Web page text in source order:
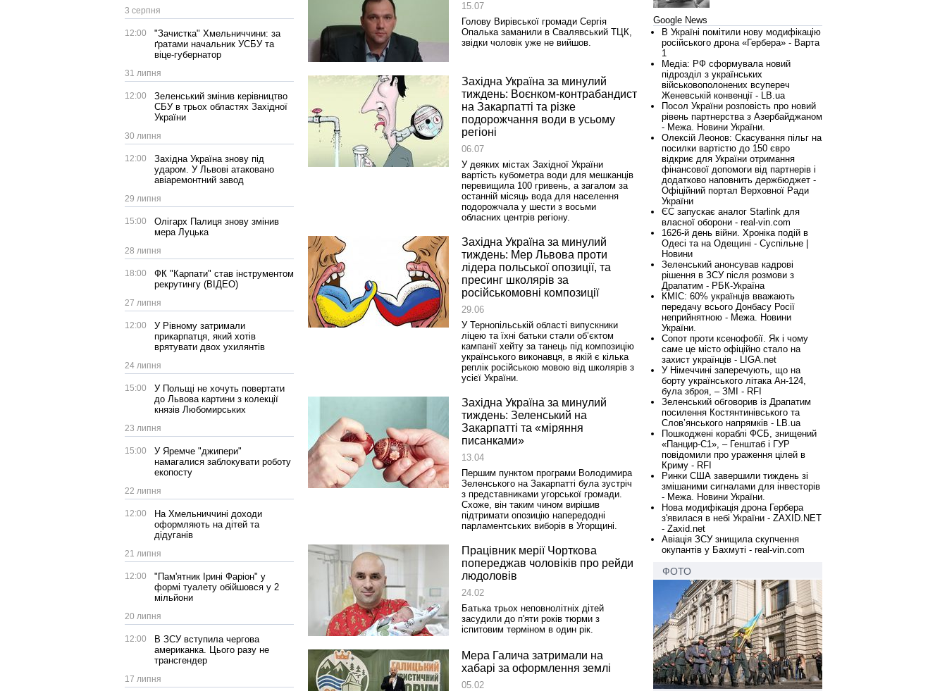
3 серпня
12:00
"Зачистка" Хмельниччини: за
ґратами начальник УСБУ та
віце-губернатор
31 липня
12:00
Зеленський змінив керівництво
СБУ в трьох областях Західної
України
30 липня
12:00
Західна Україна знову під
ударом. У Львові атаковано
авіаремонтний завод
29 липня
15:00
Олігарх Палиця знову змінив
мера Луцька
28 липня
18:00
ФК "Карпати" став інструментом
рекрутингу (ВІДЕО)
27 липня
12:00
У Рівному затримали
прикарпатця, який хотів
врятувати двох ухилянтів
24 липня
15:00
У Польщі не хочуть повертати
до Львова картини з колекції
князів Любомирських
23 липня
15:00
У Яремче "джипери"
намагалися заблокувати роботу
екопосту
22 липня
12:00
На Хмельниччині доходи
оформляють на дітей та
дідуганів
21 липня
12:00
"Пам'ятник Ірині Фаріон" у
формі туалету обійшовся у 2
мільйони
20 липня
12:00
В ЗСУ вступила чергова
американка. Цього разу не
трансгендер
17 липня
15.07
Голову Вирівської громади Сергія
Опалька заманили в Свалявський ТЦК,
звідки чоловік уже не вийшов.
Західна Україна за минулий
тиждень: Воєнком-контрабандист
на Закарпатті та різке
подорожчання води в усьому
регіоні
06.07
У деяких містах Західної України
вартість кубометра води для мешканців
перевищила 100 гривень, а загалом за
останній місяць вода для населення
подорожчала у шести з восьми
обласних центрів регіону.
Західна Україна за минулий
тиждень: Мер Львова проти
лідера польської опозиції, та
пресинг школярів за
російськомовні композиції
29.06
У Тернопільській області випускники
ліцею та їхні батьки стали об’єктом
кампанії хейту за танець під композицію
українського виконавця, в якій є кілька
реплік російською мовою від школярів з
усієї України.
Західна Україна за минулий
тиждень: Зеленський на
Закарпатті та «міряння
писанками»
13.04
Першим пунктом програми Володимира
Зеленського на Закарпатті була зустріч
з представниками угорської громади.
Схоже, він таким чином вирішив
підтримати опозицію напередодні
парламентських виборів в Угорщині.
Працівник мерії Чорткова
попереджав чоловіків про рейди
людоловів
24.02
Батька трьох неповнолітніх дітей
засудили до п'яти років тюрми з
іспитовим терміном в один рік.
Мера Галича затримали на
хабарі за оформлення землі
05.02
Google News
В Україні помітили нову модифікацію
російського дрона «Гербера» - Варта
1
Медіа: РФ сформувала новий
підрозділ з українських
військовополонених всупереч
Женевській конвенції - LB.ua
Посол України розповість про новий
рівень партнерства з Азербайджаном
- Межа. Новини України.
Олексій Леонов: Скасування пільг на
посилки вартістю до 150 євро
відкриє для України отримання
фінансової допомоги від партнерів і
додатково наповнить держбюджет -
Офіційний портал Верховної Ради
України
ЄС запускає аналог Starlink для
власної оборони - real-vin.com
1626-й день війни. Хроніка подій в
Одесі та на Одещині - Суспільне |
Новини
Зеленський анонсував кадрові
рішення в ЗСУ після розмови з
Драпатим - РБК-Україна
КМІС: 60% українців вважають
передачу всього Донбасу Росії
неприйнятною - Межа. Новини
України.
Сопот проти ксенофобії. Як і чому
саме це місто офіційно стало на
захист українців - LIGA.net
У Німеччині заперечують, що на
борту українського літака Ан-124,
була зброя, – ЗМІ - RFI
Зеленський обговорив із Драпатим
посилення Костянтинівського та
Слов’янського напрямків - LB.ua
Пошкоджені кораблі ФСБ, знищений
«Панцир-С1», – Генштаб і ГУР
повідомили про ураження цілей в
Криму - RFI
Ринки США завершили тиждень зі
змішаними сигналами для інвесторів
- Межа. Новини України.
Нова модифікація дрона Гербера
з'явилася в небі України - ZAXID.NET
- Zaxid.net
Авіація ЗСУ знищила скупчення
окупантів у Бахмуті - real-vin.com
ФОТО